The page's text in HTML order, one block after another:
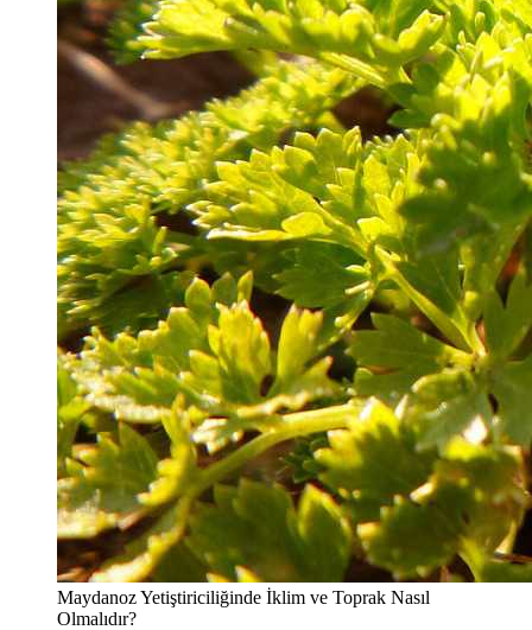
Maydanoz Yetiştiriciliğinde İklim ve Toprak Nasıl
Olmalıdır?